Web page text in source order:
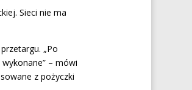
Sieci nie ma
„Po
– mówi
z pożyczki